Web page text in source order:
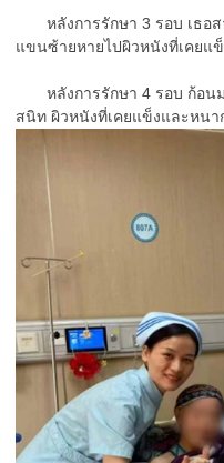
หลังการรักษา 3 รอบ เธอส
แขนซ้ายหายไปผิวหนังที่เคยแ
หลังการรักษา 4 รอบ ก้อนม
สนิท ผิวหนังที่เคยแข็งและหนา